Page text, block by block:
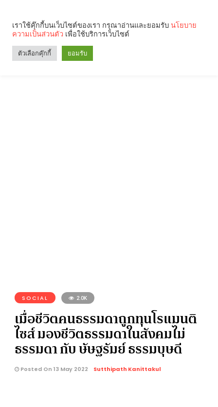
SOCIAL 2.0K
เมื่อชีวิตคนธรรมดาถูกทุนโรแมนติ
ไซส์ มองชีวิตธรรมดาในสังคมไม่
ธรรมดา กับ ษัษฐรัมย์ ธรรมบุษดี
Posted On 13 May 2022 Sutthipath Kanittakul
เราใช้คุ๊กกี้บนเว็บไซต์ของเรา กรุณาอ่านและยอมรับ นโยบาย
ความเป็นส่วนตัว เพื่อใช้บริการเว็บไซต์
ตัวเลือกคุ๊กกี้ ยอมรับ